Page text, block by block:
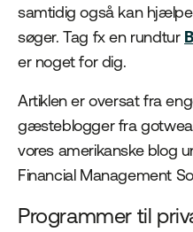
Programmer til
samtidig også kan
søger. Tag fx en rundtur
er noget for dig.
Artiklen er oversat fra
gæsteblogger fra
vores amerikanske blog
Financial Management